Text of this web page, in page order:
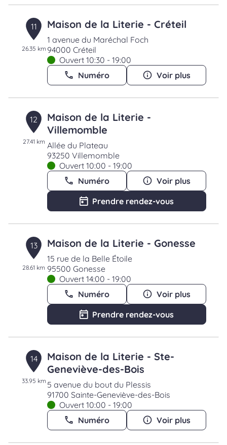
11
26.35 km
Maison de la Literie - Créteil
1 avenue du Maréchal Foch
94000 Créteil
Ouvert 10:30 - 19:00
Numéro
Voir plus
12
27.41 km
Maison de la Literie -
Villemomble
Allée du Plateau
93250 Villemomble
Ouvert 10:00 - 19:00
Numéro
Voir plus
Prendre rendez-vous
13
28.61 km
Maison de la Literie - Gonesse
15 rue de la Belle Étoile
95500 Gonesse
Ouvert 14:00 - 19:00
Numéro
Voir plus
Prendre rendez-vous
14
33.95 km
Maison de la Literie - Ste-
Geneviève-des-Bois
5 avenue du bout du Plessis
91700 Sainte-Geneviève-des-Bois
Ouvert 10:00 - 19:00
Numéro
Voir plus